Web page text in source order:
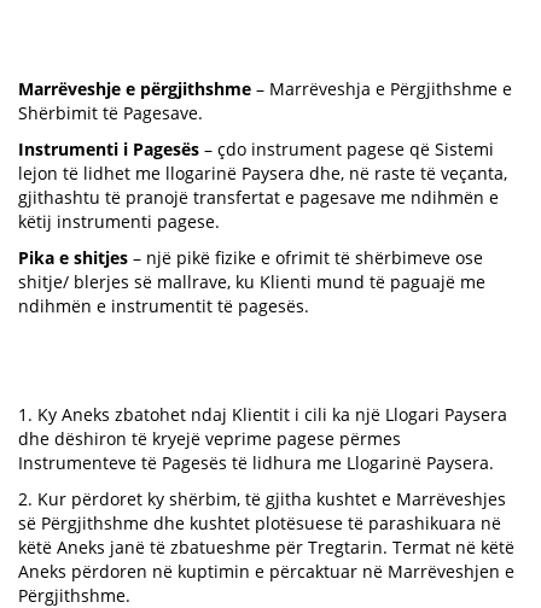
Marrëveshje e përgjithshme – Marrëveshja e Përgjithshme e
Shërbimit të Pagesave.
Instrumenti i Pagesës – çdo instrument pagese që Sistemi
lejon të lidhet me llogarinë Paysera dhe, në raste të veçanta,
gjithashtu të pranojë transfertat e pagesave me ndihmën e
këtij instrumenti pagese.
Pika e shitjes – një pikë fizike e ofrimit të shërbimeve ose
shitje/ blerjes së mallrave, ku Klienti mund të paguajë me
ndihmën e instrumentit të pagesës.
1. Ky Aneks zbatohet ndaj Klientit i cili ka një Llogari Paysera
dhe dëshiron të kryejë veprime pagese përmes
Instrumenteve të Pagesës të lidhura me Llogarinë Paysera.
2. Kur përdoret ky shërbim, të gjitha kushtet e Marrëveshjes
së Përgjithshme dhe kushtet plotësuese të parashikuara në
këtë Aneks janë të zbatueshme për Tregtarin. Termat në këtë
Aneks përdoren në kuptimin e përcaktuar në Marrëveshjen e
Përgjithshme.